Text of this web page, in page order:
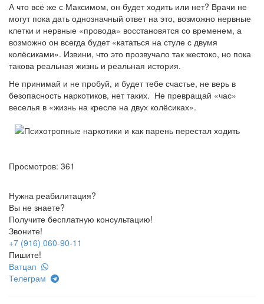
А что всё же с Максимом, он будет ходить или нет? Врачи не
могут пока дать однозначный ответ на это, возможно нервные
клетки и нервные «провода» восстановятся со временем, а
возможно он всегда будет «кататься на стуле с двумя
колёсиками». Извини, что это прозвучало так жестоко, но пока
такова реальная жизнь и реальная история.
Не принимай и не пробуй, и будет тебе счастье, не верь в
безопасность наркотиков, нет таких. Не превращай «час»
веселья в «жизнь на кресле на двух колёсиках».
Просмотров: 361
Нужна реабилитация?
Вы не знаете?
Получите бесплатную консультацию!
Звоните!
+7 (916) 060-90-11
Пишите!
Ватцап
Телеграм